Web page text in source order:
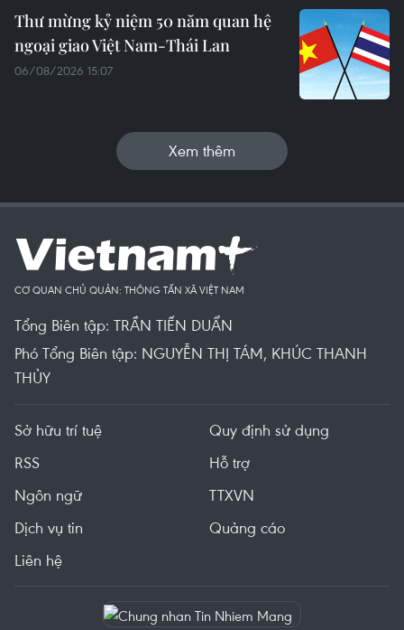
Thư mừng kỷ niệm 50 năm quan hệ
ngoại giao Việt Nam-Thái Lan
06/08/2026 15:07
Xem thêm
CƠ QUAN CHỦ QUẢN: THÔNG TẤN XÃ VIỆT NAM
Tổng Biên tập: TRẦN TIẾN DUẨN
Phó Tổng Biên tập: NGUYỄN THỊ TÁM, KHÚC THANH
THỦY
Sở hữu trí tuệ
Quy định sử dụng
RSS
Hỗ trợ
Ngôn ngữ
TTXVN
Dịch vụ tin
Quảng cáo
Liên hệ